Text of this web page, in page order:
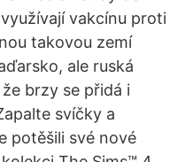
vakcínu proti
takovou zemí
ale ruská
brzy se přidá i
svíčky a
potěšili své nové